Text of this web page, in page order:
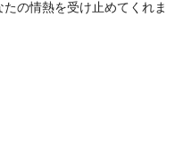
の情熱を受け止めてくれま